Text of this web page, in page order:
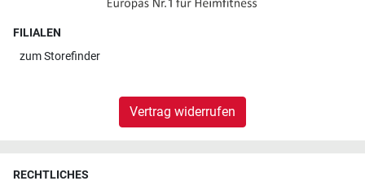
FILIALEN
zumStorefinder
Vertrag widerrufen
RECHTLICHES